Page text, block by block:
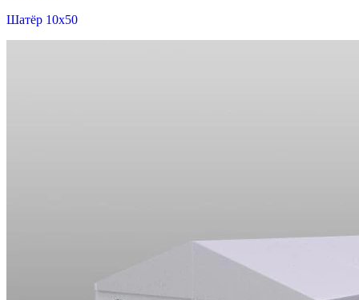
Шатёр 10x50